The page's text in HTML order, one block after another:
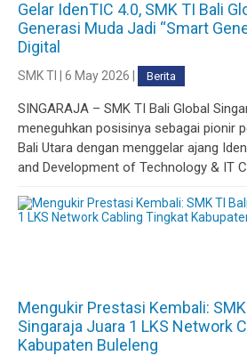
Gelar IdenTIC 4.0, SMK TI Bali
Generasi Muda Jadi “Smart
Digital
SMK TI | 6 May 2026 | Berita
SINGARAJA – SMK TI Bali Global
meneguhkan posisinya sebagai pionir
Bali Utara dengan menggelar ajang
and Development of Technology & IT
Mengukir Prestasi Kembali: SMK
Singaraja Juara 1 LKS Network
Kabupaten Buleleng